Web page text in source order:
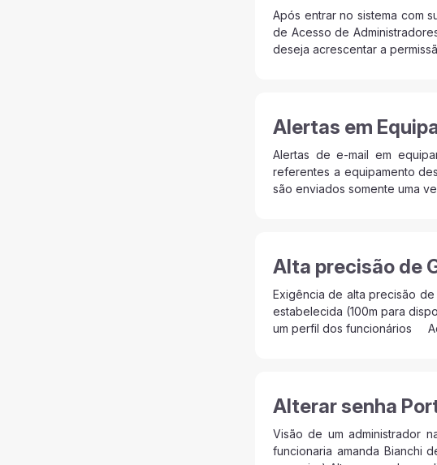
Após entrar no sistema com
de Acesso de
deseja acrescentar a
Alertas em
Alertas de e-mail em
referentes a equipamento
são enviados somente uma
Alta precisão de
Exigência de alta precisão de
estabelecida (100m para
um perfil dos funcionários
Alterar senha
Visão de um administrador
funcionaria amanda Bianchi